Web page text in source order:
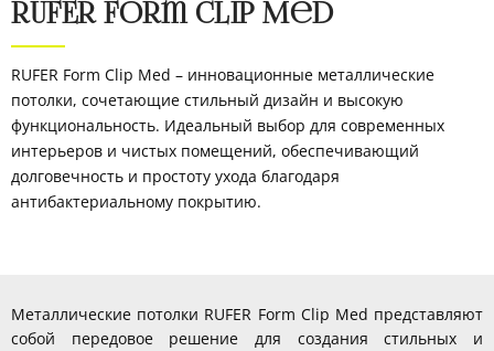
RUFER Form Clip Med
RUFER Form Clip Med – инновационные металлические
потолки, сочетающие стильный дизайн и высокую
функциональность. Идеальный выбор для современных
интерьеров и чистых помещений, обеспечивающий
долговечность и простоту ухода благодаря
антибактериальному покрытию.
Металлические потолки RUFER Form Clip Med представляют
собой передовое решение для создания стильных и